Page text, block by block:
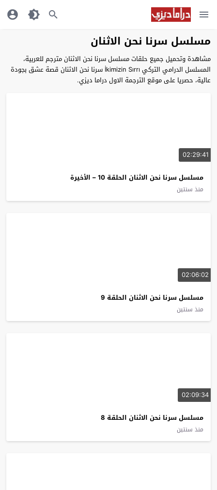
مسلسل سرنا نحن الاثنان
مشاهدة وتحميل جميع حلقات مسلسل سرنا نحن الاثنان مترجم للعربية،
المسلسل الدرامي التركي İkimizin Sırrı سرنا نحن الاثنان قصة عشق بجودة
عالية، حصريا على موقع الترجمة الاول دراما ديزي.
02:29:41
مسلسل سرنا نحن الاثنان الحلقة 10 – الأخيرة
منذ سنتين
02:06:02
مسلسل سرنا نحن الاثنان الحلقة 9
منذ سنتين
02:09:34
مسلسل سرنا نحن الاثنان الحلقة 8
منذ سنتين